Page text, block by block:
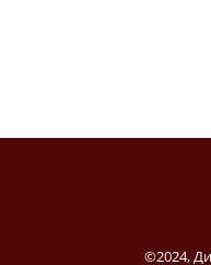
©2024,